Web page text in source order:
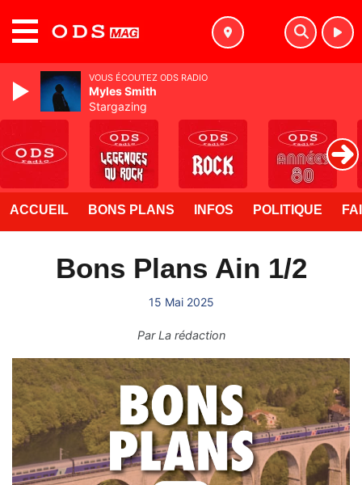
ACCUEIL BONS PLANS INFOS POLITIQUE
Bons Plans Ain 1/2
15 Mai 2025
ParLa rédaction
VOUS ÉCOUTEZ ODS RADIO
Myles Smith
Stargazing